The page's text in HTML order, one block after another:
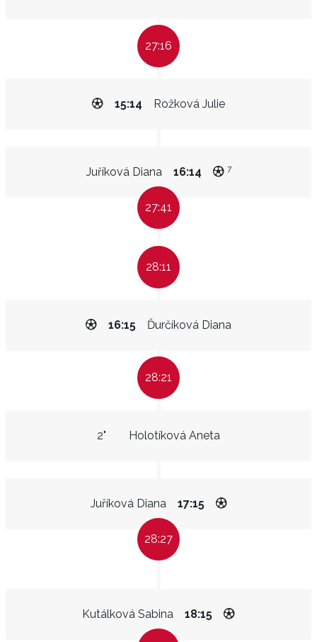
27:16
Rožková Julie
15:14
Juříková Diana 16:14 7
27:41
28:11
Ďurčíková Diana
16:15
28:21
Holotíková Aneta
2"
Juříková Diana 17:15
28:27
Kutálková Sabina 18:15